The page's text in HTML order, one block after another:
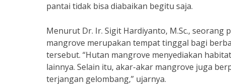
pantai tidak bisa diabaikan begitu saja.
Menurut Dr. Ir. Sigit Hardiyanto, M.Sc.,
mangrove merupakan tempat tinggal bagi
tersebut. “Hutan mangrove menyediakan
lainnya. Selain itu, akar-akar mangrove juga
terjangan gelombang,” ujarnya.